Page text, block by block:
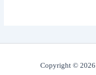
Copyright ©